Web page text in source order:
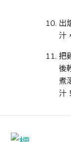
出
汁
把
後
煮
汁！